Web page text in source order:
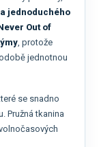
jednoduchého
Out of
, protože
jednotnou
se snadno
Pružná tkanina